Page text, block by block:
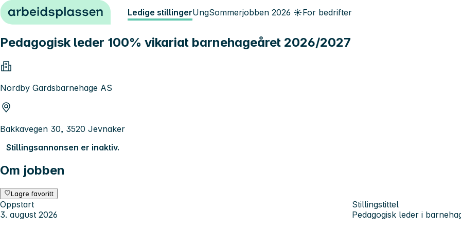
Hopp til innhold Ledige stillingerUngSommerjobben 2026 ☀️For bedrifter
Pedagogisk leder 100% vikariat barnehageåret 2026/2027
Nordby Gardsbarnehage AS
Bakkavegen 30, 3520 Jevnaker
Stillingsannonsen er inaktiv.
Om jobben
Lagre favoritt
Oppstart
3. august 2026
Stillingstittel
Pedagogisk leder i